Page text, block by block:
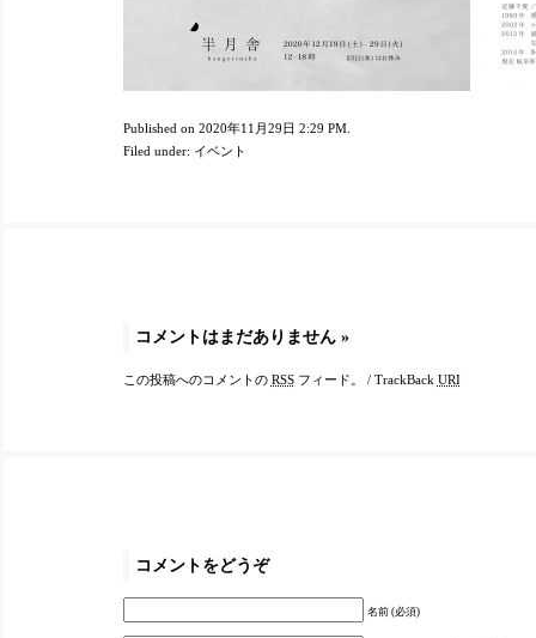
Published on 2020年11月29日 2:29 PM.
Filed under: イベント
コメントはまだありません »
この投稿へのコメントの RSSフィード。 / TrackBack URI
コメントをどうぞ
名前 (必須)